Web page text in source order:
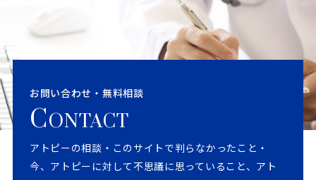
お問い合わせ・無料相談
CONTACT
アトピーの相談・このサイトで判らなかったこと・
今、アトピーに対して不思議に思っていること、アト